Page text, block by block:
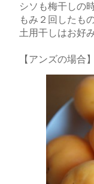
シソも梅干しの
もみ２回したも
土用干しはお好
【アンズの場合】